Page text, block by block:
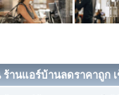
านแอร์บ้านลดราคาถูก